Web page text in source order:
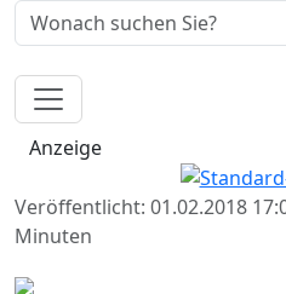
Anzeige
Veröffentlicht: 01.02.2018
Minuten